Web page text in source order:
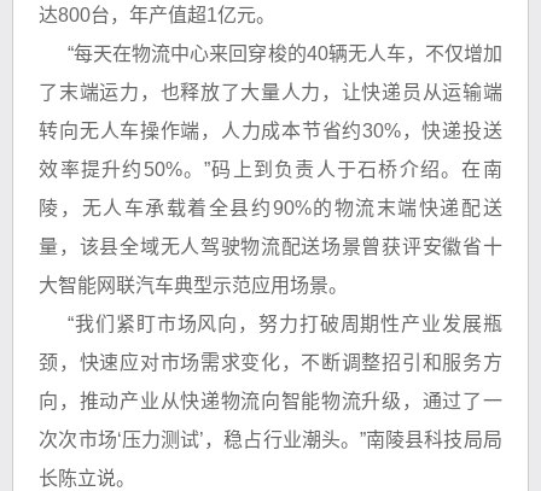
达800台，年产值超1亿元。
“每天在物流中心来回穿梭的40辆无人车，不仅增加
了末端运力，也释放了大量人力，让快递员从运输端
转向无人车操作端，人力成本节省约30%，快递投送
效率提升约50%。”码上到负责人于石桥介绍。在南
陵，无人车承载着全县约90%的物流末端快递配送
量，该县全域无人驾驶物流配送场景曾获评安徽省十
大智能网联汽车典型示范应用场景。
“我们紧盯市场风向，努力打破周期性产业发展瓶
颈，快速应对市场需求变化，不断调整招引和服务方
向，推动产业从快递物流向智能物流升级，通过了一
次次市场‘压力测试’，稳占行业潮头。”南陵县科技局局
长陈立说。